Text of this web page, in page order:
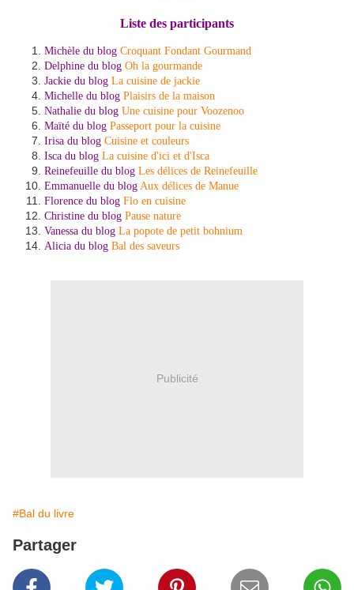
Liste des participants
Michèle du blog Croquant Fondant Gourmand
Delphine du blog Oh la gourmande
Jackie du blog La cuisine de jackie
Michelle du blog Plaisirs de la maison
Nathalie du blog Une cuisine pour Voozenoo
Maïté du blog Passeport pour la cuisine
Irisa du blog Cuisine et couleurs
Isca du blog La cuisine d'ici et d'Isca
Reinefeuille du blog Les délices de Reinefeuille
Emmanuelle du blog Aux délices de Manue
Florence du blog Flo en cuisine
Christine du blog Pause nature
Vanessa du blog La popote de petit bohnium
Alicia du blog Bal des saveurs
Publicité
#Bal du livre
Partager